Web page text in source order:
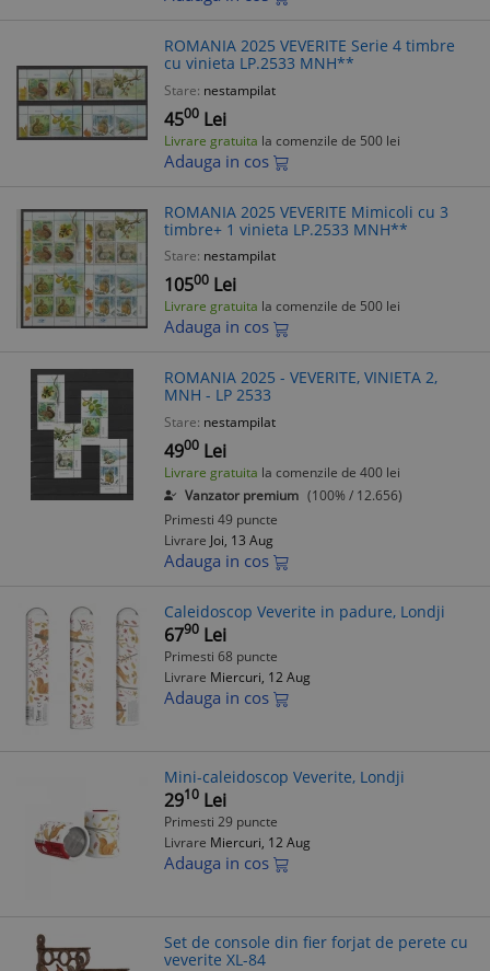
ROMANIA 2025 VEVERITE Serie 4 timbre
cu vinieta LP.2533 MNH**
Stare: nestampilat
4500 Lei
Livrare gratuita la comenzile de 500 lei
Adauga in cos
ROMANIA 2025 VEVERITE Mimicoli cu 3
timbre+ 1 vinieta LP.2533 MNH**
Stare: nestampilat
10500 Lei
Livrare gratuita la comenzile de 500 lei
Adauga in cos
ROMANIA 2025 - VEVERITE, VINIETA 2,
MNH - LP 2533
Stare: nestampilat
4900 Lei
Livrare gratuita la comenzile de 400 lei
Vanzator premium (100% / 12.656)
Primesti 49 puncte
Livrare Joi, 13 Aug
Adauga in cos
Caleidoscop Veverite in padure, Londji
6790 Lei
Primesti 68 puncte
Livrare Miercuri, 12 Aug
Adauga in cos
Mini-caleidoscop Veverite, Londji
2910 Lei
Primesti 29 puncte
Livrare Miercuri, 12 Aug
Adauga in cos
Set de console din fier forjat de perete cu
veverite XL-84